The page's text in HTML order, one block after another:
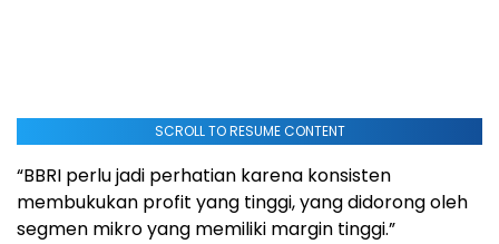
SCROLL TO RESUME CONTENT
“BBRI perlu jadi perhatian karena konsisten
membukukan profit yang tinggi, yang didorong oleh
segmen mikro yang memiliki margin tinggi.”